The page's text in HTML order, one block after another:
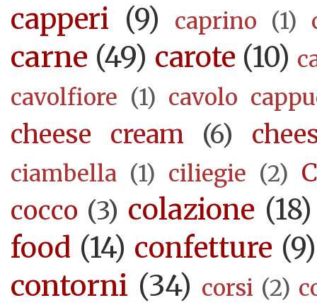
capperi (9) caprino (1)
carne (49) carote (10)
cavolfiore (1) cavolo
cheese cream (6)
ciambella (1) ciliegie (2)
cocco (3) colazione (18)
food (14) confetture (9)
contorni (34) corsi (2)